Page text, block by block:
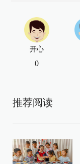
开心
0
推荐阅读